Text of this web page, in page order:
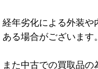
経年劣化による外装や
ある場合がございます。
また中古での買取品